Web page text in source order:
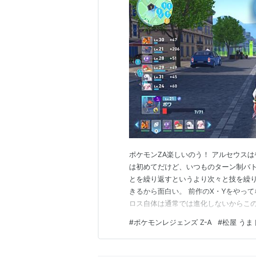
ポケモンZA楽しいのう！ アルセウス
は初めてだけど、いつものターン制バ
とを繰り返すというより次々と技を繰
きるから面白い。 前作のX・Yをやっ
ロス自体は通常では進化しないからこ
ヤミラミもあまり使ったこと無かった
ステータスは高くないけど、技のレパ
#ポケモンレジェンズ Z-A #松屋 うま